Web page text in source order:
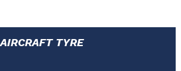
AIRCRAFT TYRE